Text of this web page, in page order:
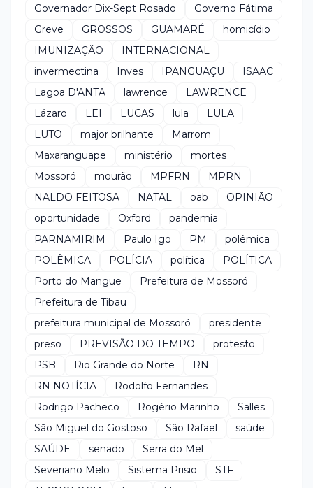
Governador Dix-Sept Rosado
Governo Fátima
Greve
GROSSOS GUAMARÉ
homicídio
IMUNIZAÇÃO
INTERNACIONAL
invermectina
Inves IPANGUAÇU
ISAAC
Lagoa D'ANTA
lawrence
LAWRENCE
Lázaro
LEI LUCAS lula
LULA
LUTO
major brilhante
Marrom
Maxaranguape
ministério
mortes
Mossoró
mourão MPFRN
MPRN
NALDO FEITOSA
NATAL oab
OPINIÃO
oportunidade
Oxford
pandemia
PARNAMIRIM
Paulo Igo PM
polêmica
POLÊMICA
POLÍCIA política
POLÍTICA
Porto do Mangue
Prefeitura de Mossoró
Prefeitura de Tibau
prefeitura municipal de Mossoró
presidente
preso
PREVISÃO DO TEMPO
protesto
PSB
Rio Grande do Norte
RN
RN NOTÍCIA
Rodolfo Fernandes
Rodrigo Pacheco
Rogério Marinho
Salles
São Miguel do Gostoso
São Rafael
saúde
SAÚDE
senado
Serra do Mel
Severiano Melo
Sistema Prisio
STF